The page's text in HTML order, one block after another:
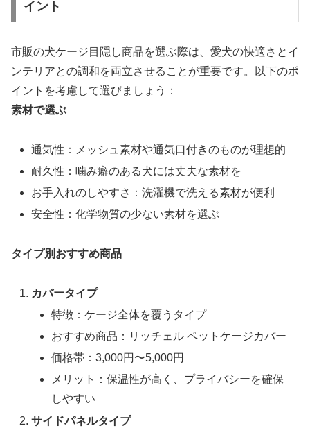
イント
市販の犬ケージ目隠し商品を選ぶ際は、愛犬の快適さとイ
ンテリアとの調和を両立させることが重要です。以下のポ
イントを考慮して選びましょう：
素材で選ぶ
通気性：メッシュ素材や通気口付きのものが理想的
耐久性：噛み癖のある犬には丈夫な素材を
お手入れのしやすさ：洗濯機で洗える素材が便利
安全性：化学物質の少ない素材を選ぶ
タイプ別おすすめ商品
カバータイプ
特徴：ケージ全体を覆うタイプ
おすすめ商品：リッチェル ペットケージカバー
価格帯：3,000円〜5,000円
メリット：保温性が高く、プライバシーを確保
しやすい
サイドパネルタイプ